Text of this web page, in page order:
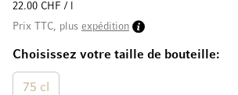
Choisissez votre taille de bouteille
75 cl
22.00 CHF / l
Prix TTC, plus expédition